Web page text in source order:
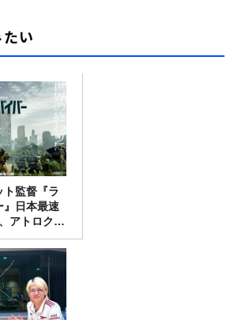
い
ト監督『ラ
』日本最速
アトロクリ
待！